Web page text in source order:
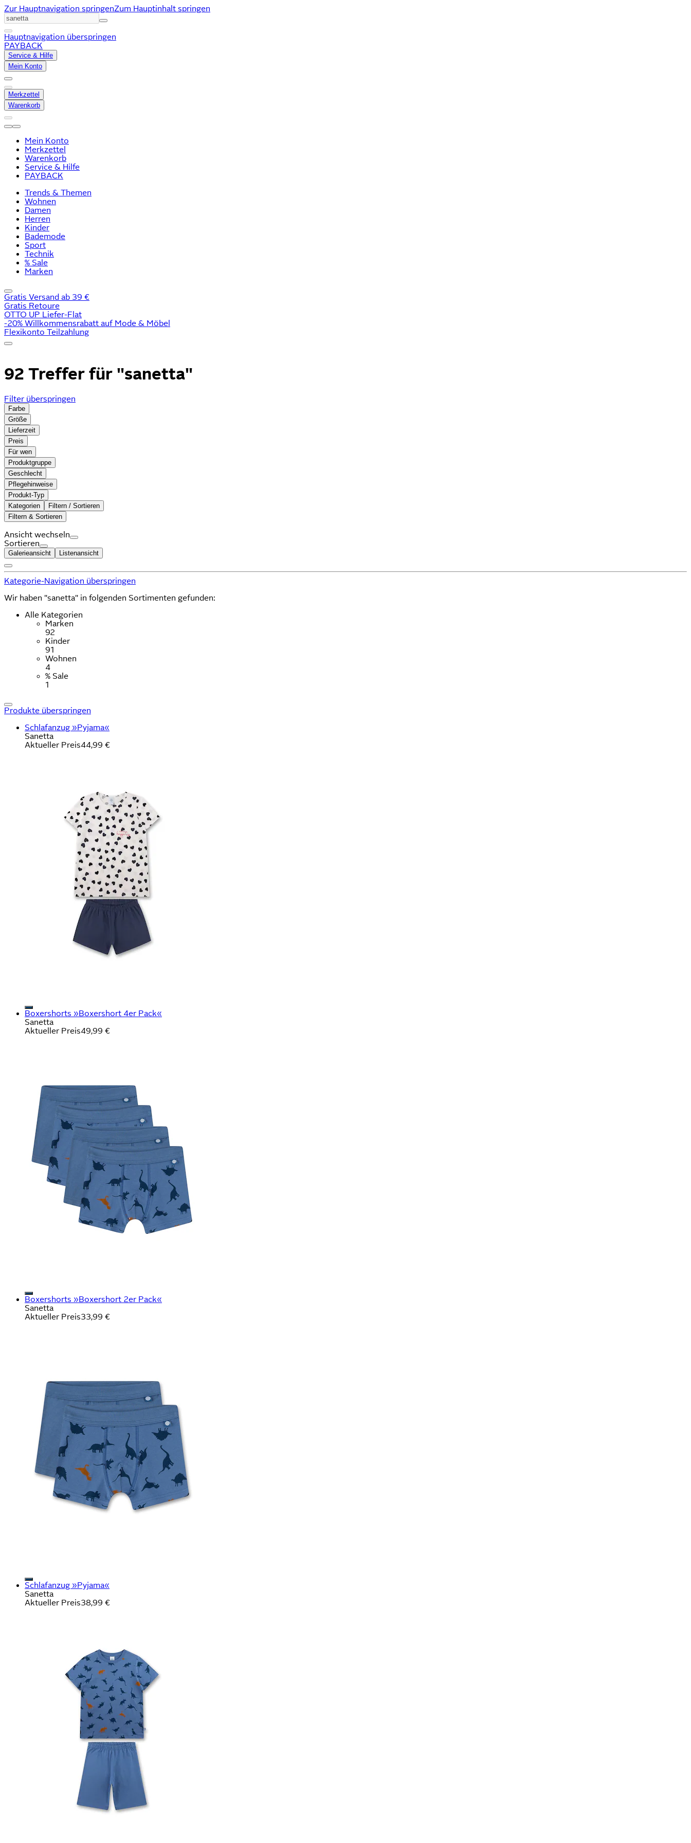
Zur Hauptnavigation springenZum Hauptinhalt springen
Hauptnavigation überspringen
PAYBACK
Service & Hilfe
Mein Konto
Merkzettel
Warenkorb
Mein Konto
Merkzettel
Warenkorb
Service & Hilfe
PAYBACK
Trends & Themen
Wohnen
Damen
Herren
Kinder
Bademode
Sport
Technik
% Sale
Marken
Gratis Versand ab 39 €
Gratis Retoure
OTTO UP Liefer-Flat
-20% Willkommensrabatt auf Mode & Möbel
Flexikonto Teilzahlung
92 Treffer für "sanetta"
Filter überspringen
Farbe
Größe
Lieferzeit
Preis
Für wen
Produktgruppe
Geschlecht
Pflegehinweise
Produkt-Typ
Kategorien
Filtern / Sortieren
Filtern & Sortieren
Ansicht wechseln
Sortieren
Galerieansicht Listenansicht
Kategorie-Navigation überspringen
Wir haben "sanetta" in folgenden Sortimenten gefunden:
Alle Kategorien
Marken
92
Kinder
91
Wohnen
4
% Sale
1
Produkte überspringen
Schlafanzug »Pyjama«
Sanetta
Aktueller Preis44,99 €
Boxershorts »Boxershort 4er Pack«
Sanetta
Aktueller Preis49,99 €
Boxershorts »Boxershort 2er Pack«
Sanetta
Aktueller Preis33,99 €
Schlafanzug »Pyjama«
Sanetta
Aktueller Preis38,99 €